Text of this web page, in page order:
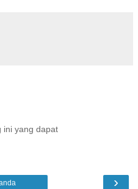
ini yang dapat
›